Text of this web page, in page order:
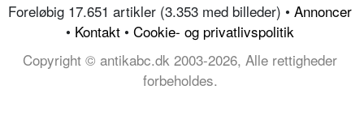
Foreløbig 17.651 artikler (3.353 med billeder) • Annoncer
• Kontakt • Cookie- og privatlivspolitik
Copyright © antikabc.dk 2003-2026, Alle rettigheder
forbeholdes.